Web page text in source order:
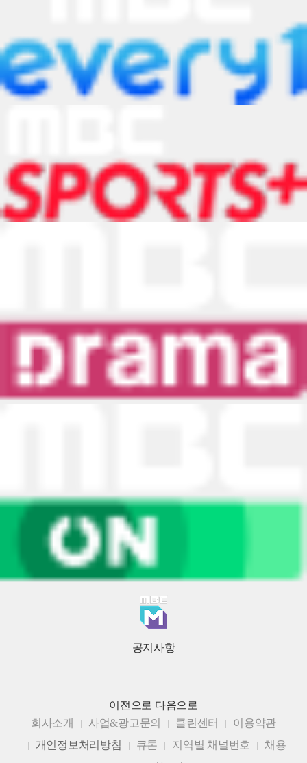
공지사항
이전으로 다음으로
회사소개
사업&광고문의 클린센터
이용약관
개인정보처리방침
큐톤 지역별 채널번호
채용